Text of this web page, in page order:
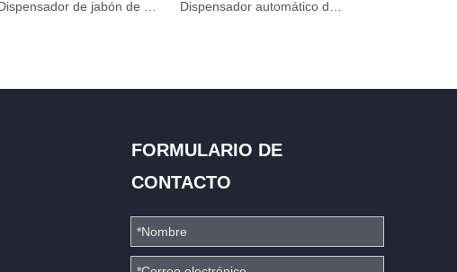
FORMULARIO DE
CONTACTO